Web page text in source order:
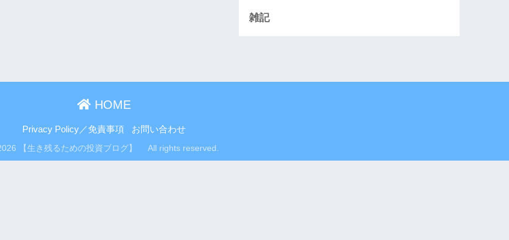
雑記
HOME
Privacy Policy／免責事項 お問い合わせ
【生き残るための投資ブログ】 All rights reserved.